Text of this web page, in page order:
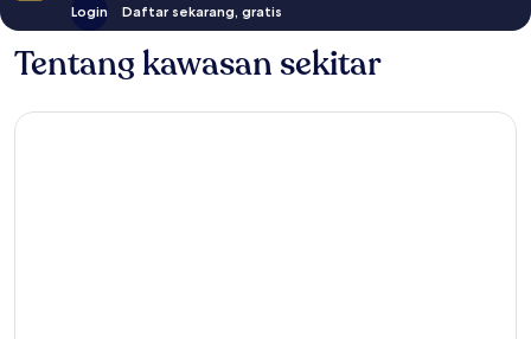
Login Daftar sekarang, gratis
Tentang kawasan sekitar